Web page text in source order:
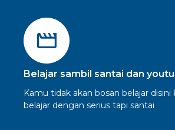
Belajar sambil santai dan
Kamu tidak akan bosan belajar disini
belajar dengan serius tapi santai